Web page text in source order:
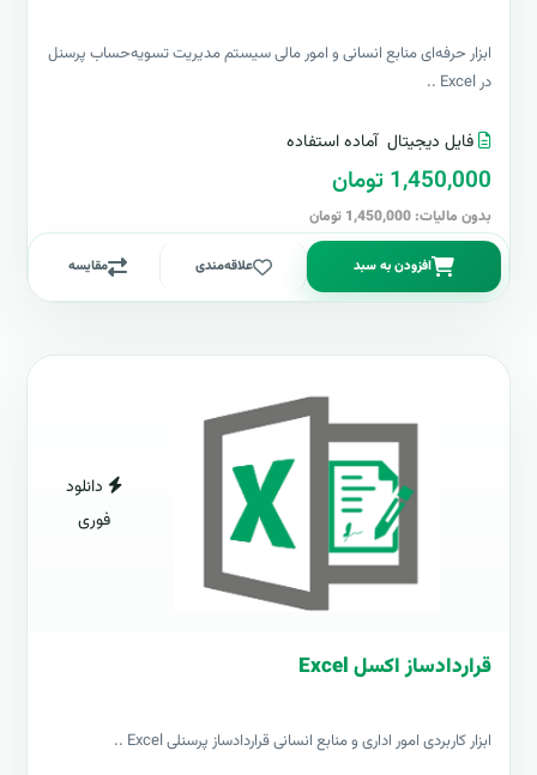
ابزار حرفه‌ای منابع انسانی و امور مالی سیستم مدیریت تسویه‌حساب پرسنل
در Excel ..
فایل دیجیتال آماده استفاده
1,450,000 تومان
بدون مالیات: 1,450,000 تومان
افزودن به سبد علاقه‌مندی مقایسه
دانلود
فوری
قراردادساز اکسل Excel
ابزار کاربردی امور اداری و منابع انسانی قراردادساز پرسنلی Excel ..